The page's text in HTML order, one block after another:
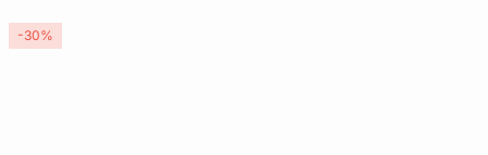
-30%